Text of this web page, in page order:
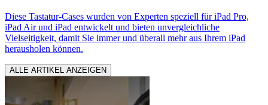
Diese Tastatur-Cases wurden von Experten speziell für iPad Pro,
iPad Air und iPad entwickelt und bieten unvergleichliche
Vielseitigkeit, damit Sie immer und überall mehr aus Ihrem iPad
herausholen können.
ALLE ARTIKEL ANZEIGEN